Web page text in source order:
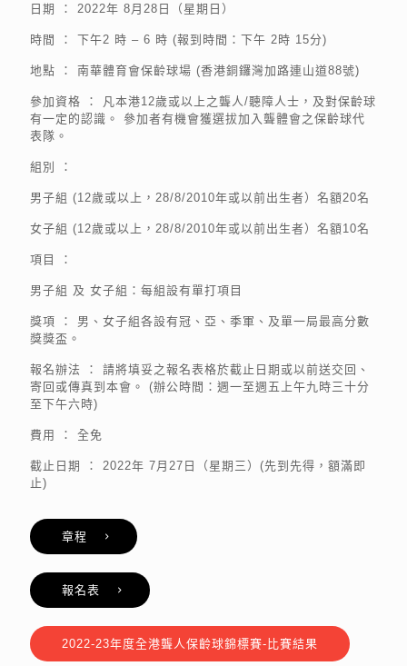
日期 ： 2022年 8月28日（星期日）
時間 ： 下午2 時 – 6 時 (報到時間：下午 2時 15分)
地點 ： 南華體育會保齡球場 (香港銅鑼灣加路連山道88號)
參加資格 ： 凡本港12歲或以上之聾人/聽障人士，及對保齡球
有一定的認識。 參加者有機會獲選拔加入聾體會之保齡球代
表隊。
組別 ： 
男子組 (12歲或以上，28/8/2010年或以前出生者）名額20名
女子組 (12歲或以上，28/8/2010年或以前出生者）名額10名
項目 ：
男子組 及 女子組：每組設有單打項目
獎項 ： 男、女子組各設有冠、亞、季軍、及單一局最高分數
獎獎盃。
報名辦法 ： 請將填妥之報名表格於截止日期或以前送交回、
寄回或傳真到本會。 (辦公時間：週一至週五上午九時三十分
至下午六時)
費用 ： 全免
截止日期 ： 2022年 7月27日（星期三）(先到先得，額滿即
止)
章程
報名表
2022-23年度全港聾人保齡球錦標賽-比賽結果